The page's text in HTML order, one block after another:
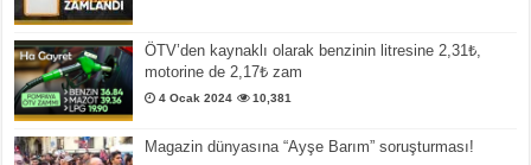
ÖTV’den kaynaklı olarak benzinin litresine 2,31₺,
motorine de 2,17₺ zam
4 Ocak 2024 10,381
Magazin dünyasına “Ayşe Barım” soruşturması!